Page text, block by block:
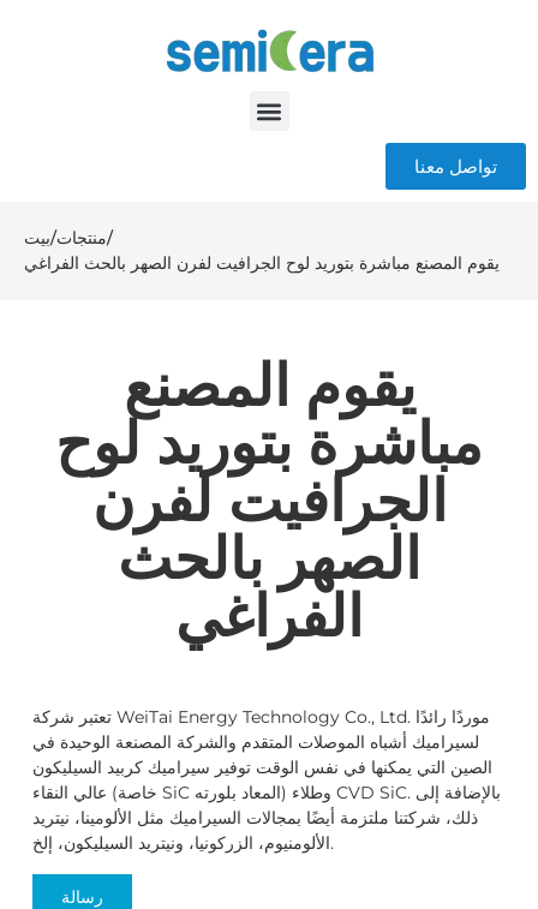
تواصل معنا
بيت/منتجات/
يقوم المصنع مباشرة بتوريد لوح الجرافيت لفرن الصهر بالحث الفراغي
يقوم المصنع
مباشرة بتوريد لوح
الجرافيت لفرن
الصهر بالحث
الفراغي
تعتبر شركة WeiTai Energy Technology Co., Ltd. موردًا رائدًا
لسيراميك أشباه الموصلات المتقدم والشركة المصنعة الوحيدة في
الصين التي يمكنها في نفس الوقت توفير سيراميك كربيد السيليكون
عالي النقاء (خاصة SiC المعاد بلورته) وطلاء CVD SiC. بالإضافة إلى
ذلك، شركتنا ملتزمة أيضًا بمجالات السيراميك مثل الألومينا، نيتريد
الألومنيوم، الزركونيا، ونيتريد السيليكون، إلخ.
رسالة